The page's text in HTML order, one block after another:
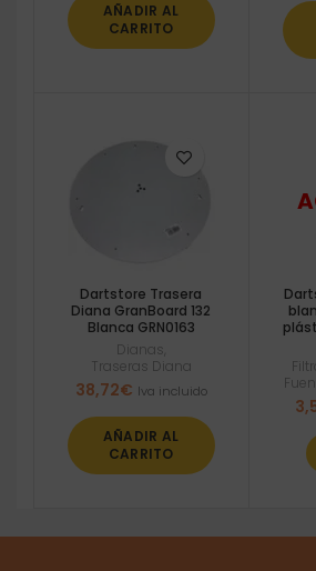
AÑADIR AL
CARRITO
Dartstore Trasera
Diana GranBoard 132
Blanca GRN0163
Dianas
Traseras Diana
38,72€ Iva incluido
AÑADIR AL
CARRITO